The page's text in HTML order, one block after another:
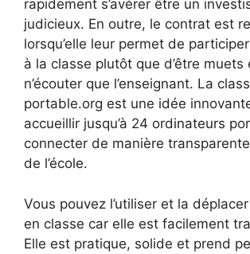
rapidement s’avérer être un
judicieux. En outre, le contrat est
lorsqu’elle leur permet de
à la classe plutôt que d’être muets
n’écouter que l’enseignant. La
portable.org est une idée
accueillir jusqu’à 24 ordinateurs
connecter de manière
de l’école.
Vous pouvez l’utiliser et la
en classe car elle est facilement
Elle est pratique, solide et prend